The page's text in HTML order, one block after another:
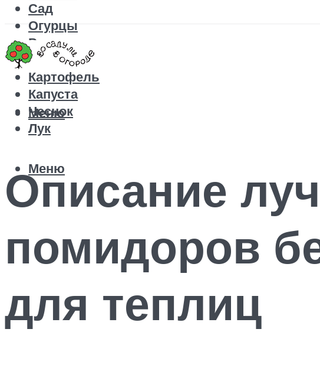
Сад
Огурцы
Рецепты
Перец
Картофель
Капуста
Чеснок
Лук
Меню
Меню
Описание
помидоров
для теплиц